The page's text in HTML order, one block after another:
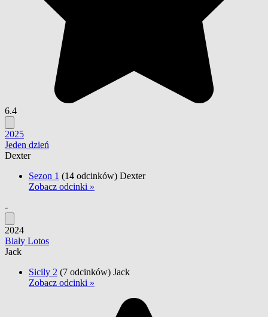
6.4
2025
Jeden dzień
Dexter
Sezon 1 (14 odcinków) Dexter
Zobacz odcinki »
-
2024
Biały Lotos
Jack
Sicily 2 (7 odcinków) Jack
Zobacz odcinki »